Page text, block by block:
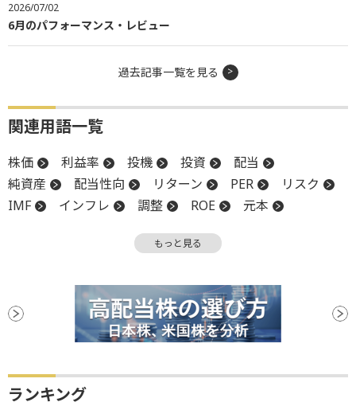
2026/07/02
6月のパフォーマンス・レビュー
過去記事一覧を見る
関連用語一覧
株価 利益率 投機 投資
配当
純資産
配当性向 リターン PER
リスク
IMF
インフレ 調整 ROE
元本
PBR 複利
もっと見る
ランキング